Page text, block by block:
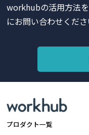
workhubの活用方法
にお問い合わせくださ
プロダクト一覧